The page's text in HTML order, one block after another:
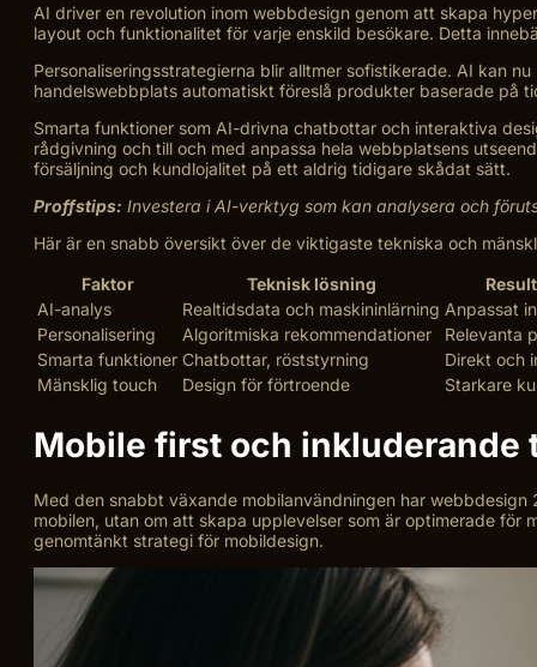
AI driver en revolution inom webbdesign genom att skapa
layout och funktionalitet för varje enskild besökare. Detta
Personaliseringsstrategierna blir alltmer sofistikerade. AI kan
handelswebbplats automatiskt föreslå produkter baserade på
Smarta funktioner som AI-drivna chatbottar och interaktiva
rådgivning och till och med anpassa hela webbplatsens
försäljning och kundlojalitet på ett aldrig tidigare skådat sätt.
Proffstips: Investera i AI-verktyg som kan analysera och
Här är en snabb översikt över de viktigaste tekniska och
Faktor
Teknisk lösning
AI-analys
Realtidsdata och maskininlärning Anpassat
Personalisering
Algoritmiska rekommendationer
Relevanta
Smarta funktioner Chatbottar, röststyrning
Direkt och
Mänsklig touch
Design för förtroende Starkare
Mobile first och inkluderande
Med den snabbt växande mobilanvändningen har
mobilen, utan om att skapa upplevelser som är optimerade
genomtänkt strategi för mobildesign.